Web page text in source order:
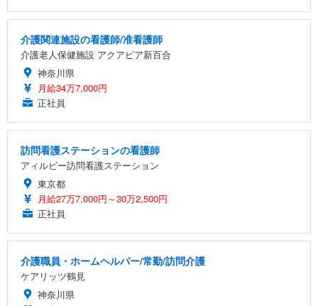
介護関連施設の看護師/准看護師
介護老人保健施設 アクアピア新百合
神奈川県
月給34万7,000円
正社員
訪問看護ステーションの看護師
アィルビー訪問看護ステーション
東京都
月給27万7,000円～30万2,500円
正社員
介護職員・ホームヘルパー/常勤/訪問介護
ケアリッツ鶴見
神奈川県